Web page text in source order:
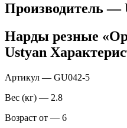
Производитель —
Нарды резные
Ustyan
Артикул — GU042-5
Вес (кг) — 2.8
Возраст от — 6